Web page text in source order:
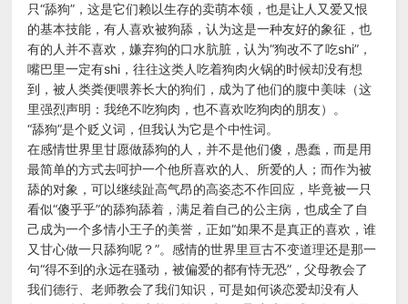
只“舔狗”，这是它们赖以生存的卖萌本领，也是让人又爱又恨
的基本技能，有人喜欢被狗舔，认为这是一种友好的象征，也
有的人并不喜欢，嫌弃狗的口水肮脏，认为“狗改不了吃shi”，
嘴巴里一定有shi，往往这类人吃着狗肉火锅的时候却没有想
到，被人类粪便喂养长大的狗们，成为了他们的腹中美味（这
里强烈声明：我绝不吃狗肉，也不喜欢吃狗肉的朋友）。
“舔狗”是个贬义词，但我认为它是个中性词。
在感情世界里甘愿做舔狗的人，并不是他们傻，愚蠢，而是用
最简单的方式去呵护一个他所喜欢的人、所爱的人；而作为被
舔的对象，可以继续趾高气昂的高姿态不作回应，毕竟被一只
看似“傻乎乎”的舔狗舔着，满足着自己的公主病，也成全了自
己成为一个多情小王子的美誉，正如“如果不是真正的喜欢，谁
又甘心做一只舔狗呢？”。感情的世界里亘古不变道理还是那一
句“得不到的永远在骚动，被偏爱的都有恃无恐”，父母教会了
我们德行、老师教会了我们知识，可是如何谈恋爱却没有人